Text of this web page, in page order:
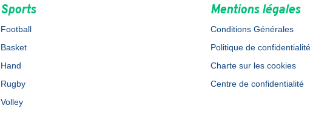
Sports
Football
Basket
Hand
Rugby
Volley
Mentions légales
Conditions Générales
Politique de confidentialité
Charte sur les cookies
Centre de confidentialité